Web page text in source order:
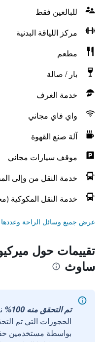
للبالغين فقط
مركز اللياقة البدنية
مطعم
بار / صالة
خدمة الغرف
واي فاي مجاني
آلة صنع القهوة
موقف سيارات مجاني
خدمة النقل من وإلى
خدمة النقل المكوكية
عرض جميع وسائل الراحة وعددها 89
تقييمات حول
ساوث
تم التحقق منه 100%
الحجوزات التي تم